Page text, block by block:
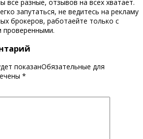
все разные, отзывов на всех хватает.
запутаться, не ведитесь на рекламу
брокеров, работаейте только с
проверенными.
показанОбязательные для
*